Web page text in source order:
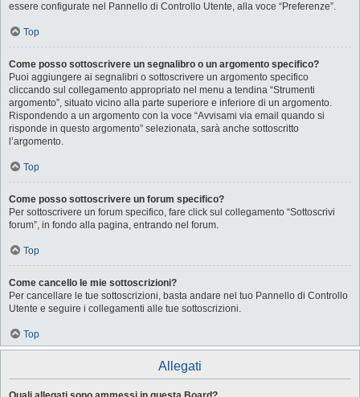
essere configurate nel Pannello di Controllo Utente, alla voce “Preferenze”.
Top
Come posso sottoscrivere un segnalibro o un argomento specifico?
Puoi aggiungere ai segnalibri o sottoscrivere un argomento specifico
cliccando sul collegamento appropriato nel menu a tendina “Strumenti
argomento”, situato vicino alla parte superiore e inferiore di un argomento.
Rispondendo a un argomento con la voce “Avvisami via email quando si
risponde in questo argomento” selezionata, sarà anche sottoscritto
l’argomento.
Top
Come posso sottoscrivere un forum specifico?
Per sottoscrivere un forum specifico, fare click sul collegamento “Sottoscrivi
forum”, in fondo alla pagina, entrando nel forum.
Top
Come cancello le mie sottoscrizioni?
Per cancellare le tue sottoscrizioni, basta andare nel tuo Pannello di Controllo
Utente e seguire i collegamenti alle tue sottoscrizioni.
Top
Allegati